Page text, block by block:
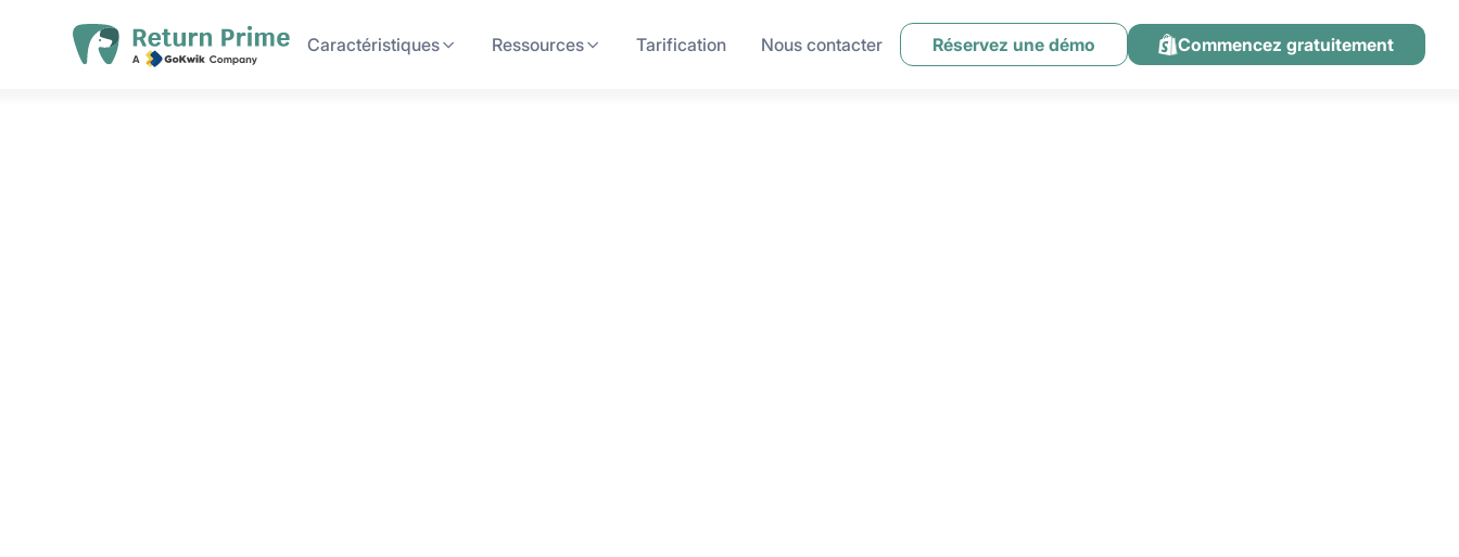
Caractéristiques Ressources Tarification Nous contacter Réservez une démo Commencez gratuitement